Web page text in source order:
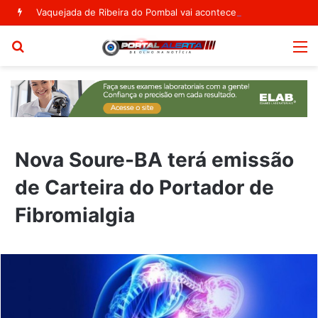
Nova Soure-BA terá emissão
de Carteira do Portador de
Fibromialgia